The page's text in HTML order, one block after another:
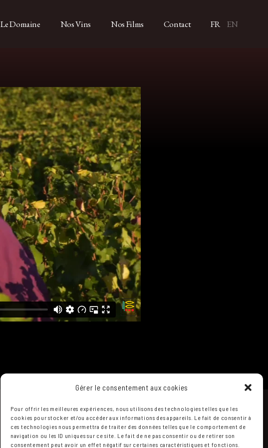
Gérer le consentement aux cookies
Pour offrir les meilleures expériences, nous utilisons des technologies telles que les
cookies pour stocker et/ou accéder aux informations des appareils. Le fait de consentir à
ces technologies nous permettra de traiter des données telles que le comportement de
navigation ou les ID uniques sur ce site. Le fait de ne pas consentir ou de retirer son
consentement peut avoir un effet négatif sur certaines caractéristiques et fonctions.
Le Domaine Nos Vins Nos Films Contact FR EN